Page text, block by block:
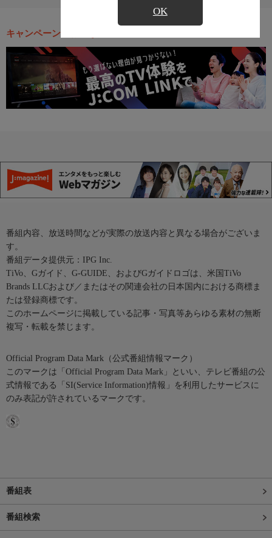
OK
キャンペーン・お得な情報
番組内容、放送時間などが実際の放送内容と異なる場合がございま
す。
番組データ提供元：IPG Inc.
TiVo、Gガイド、G-GUIDE、およびGガイドロゴは、米国TiVo
Brands LLCおよび／またはその関連会社の日本国内における商標ま
たは登録商標です。
このホームページに掲載している記事・写真等あらゆる素材の無断
複写・転載を禁じます。
Official Program Data Mark（公式番組情報マーク）
このマークは「Official Program Data Mark」といい、テレビ番組の公
式情報である「SI(Service Information)情報」を利用したサービスに
のみ表記が許されているマークです。
番組表
番組検索